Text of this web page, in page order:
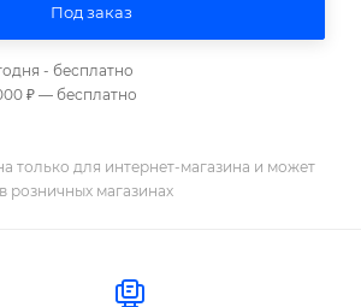
Под заказ
- бесплатно
₽ — бесплатно
только для интернет-магазина и может
розничных магазинах